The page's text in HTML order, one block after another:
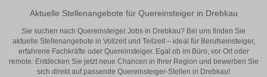
Aktuelle Stellenangebote für Quereinsteiger in Drebkau
Sie suchen nach Quereinsteiger Jobs in Drebkau? Bei uns finden Sie
aktuelle Stellenangebote in Vollzeit und Teilzeit – ideal für Berufseinsteiger,
erfahrene Fachkräfte oder Quereinsteiger. Egal ob im Büro, vor Ort oder
remote: Entdecken Sie jetzt neue Chancen in Ihrer Region und bewerben Sie
sich direkt auf passende Quereinsteiger-Stellen in Drebkau!